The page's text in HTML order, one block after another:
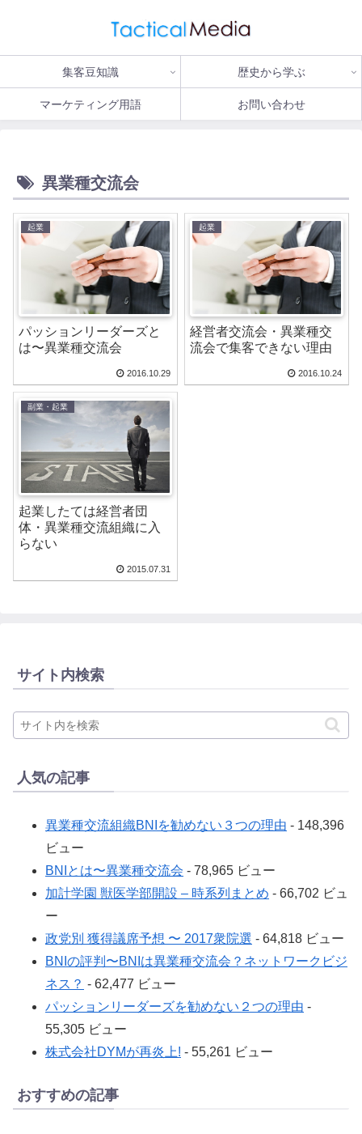
集客豆知識 歴史から学ぶ
マーケティング用語 お問い合わせ
異業種交流会
起業
パッションリーダーズと
は〜異業種交流会
2016.10.29
起業
経営者交流会・異業種交
流会で集客できない理由
2016.10.24
副業・起業
起業したては経営者団
体・異業種交流組織に入
らない
2015.07.31
サイト内検索
人気の記事
異業種交流組織BNIを勧めない３つの理由 - 148,396
ビュー
BNIとは〜異業種交流会 - 78,965 ビュー
加計学園 獣医学部開設 – 時系列まとめ - 66,702 ビュ
ー
政党別 獲得議席予想 〜 2017衆院選 - 64,818 ビュー
BNIの評判〜BNIは異業種交流会？ネットワークビジ
ネス？ - 62,477 ビュー
パッションリーダーズを勧めない２つの理由 -
55,305 ビュー
株式会社DYMが再炎上! - 55,261 ビュー
おすすめの記事